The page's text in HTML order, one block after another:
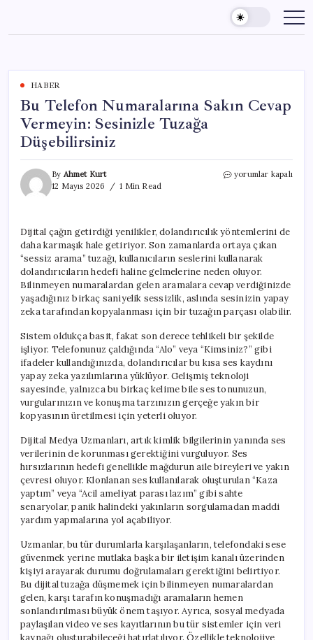
content
HABER
Bu Telefon Numaralarına Sakın Cevap
Vermeyin: Sesinizle Tuzağa
Düşebilirsiniz
By Ahmet Kurt
12 Mayıs 2026
1 Min Read
Bu
Vermeyin:
Sesinizle
Tuzağa
Düşebilirsiniz
için
yorumlar kapalı
Dijital çağın getirdiği yenilikler, dolandırıcılık yöntemlerini de
daha karmaşık hale getiriyor. Son zamanlarda ortaya çıkan
“sessiz arama” tuzağı, kullanıcıların seslerini kullanarak
dolandırıcıların hedefi haline gelmelerine neden oluyor.
Bilinmeyen numaralardan gelen aramalara cevap verdiğinizde
yaşadığınız birkaç saniyelik sessizlik, aslında sesinizin yapay
zeka tarafından kopyalanması için bir tuzağın parçası olabilir.
Sistem oldukça basit, fakat son derece tehlikeli bir şekilde
işliyor. Telefonunuz çaldığında “Alo” veya “Kimsiniz?” gibi
ifadeler kullandığınızda, dolandırıcılar bu kısa ses kaydını
yapay zeka yazılımlarına yüklüyor. Gelişmiş teknoloji
sayesinde, yalnızca bu birkaç kelime bile ses tonunuzun,
vurgularınızın ve konuşma tarzınızın gerçeğe yakın bir
kopyasının üretilmesi için yeterli oluyor.
Dijital Medya Uzmanları, artık kimlik bilgilerinin yanında ses
verilerinin de korunması gerektiğini vurguluyor. Ses
hırsızlarının hedefi genellikle mağdurun aile bireyleri ve yakın
çevresi oluyor. Klonlanan ses kullanılarak oluşturulan “Kaza
yaptım” veya “Acil ameliyat parası lazım” gibi sahte
senaryolar, panik halindeki yakınların sorgulamadan maddi
yardım yapmalarına yol açabiliyor.
Uzmanlar, bu tür durumlarla karşılaşanların, telefondaki sese
güvenmek yerine mutlaka başka bir iletişim kanalı üzerinden
kişiyi arayarak durumu doğrulamaları gerektiğini belirtiyor.
Bu dijital tuzağa düşmemek için bilinmeyen numaralardan
gelen, karşı tarafın konuşmadığı aramaların hemen
sonlandırılması büyük önem taşıyor. Ayrıca, sosyal medyada
paylaşılan video ve ses kayıtlarının bu tür sistemler için veri
kaynağı oluşturabileceği hatırlatılıyor. Özellikle teknolojiye